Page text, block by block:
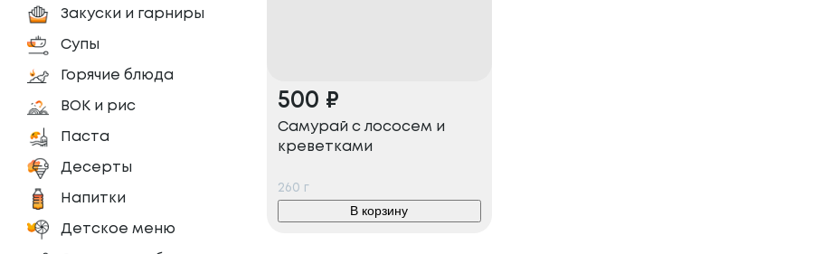
Закуски и гарниры
Супы
Горячие блюда
ВОК и рис
Паста
Десерты
Напитки
Детское меню
500 ₽
Самурай с лососем и
креветками
260 г
В корзину